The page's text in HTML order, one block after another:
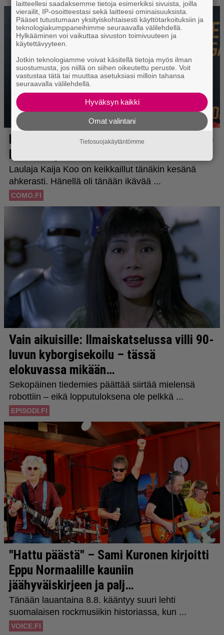
laitteellesi saadaksemme tietoja esimerkiksi sivuista, joilla
vierailit, IP-osoitteestasi sekä laitteesi ominaisuuksista.
Pääset tutustumaan yksityiskohtaisesti käyttötarkoituksiin ja
teknologiakumppaneihimme seuraavalla välilehdellä.
Hylkääminen voi vaikuttaa sivuston toimivuuteen ja
käytettävyyteen.
Jotkin teknologiamme voivat käsitellä tietoja myös ilman
suostumusta, jos niillä on siihen oikeutettu peruste. Voit
vastustaa tätä tai muuttaa asetuksiasi milloin tahansa
seuraavalla välilehdellä.
Hyväksyn kaikki
Omat valintani
Tietosuojakäytäntömme